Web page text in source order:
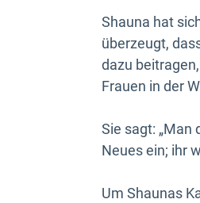
Shauna hat
überzeugt,
dazu
Frauen in der
Sie sagt:
Neues ein; ihr
Um Shaunas